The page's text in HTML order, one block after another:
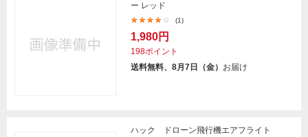
ー レッド
(1)
1,980円
198ポイント
送料無料、8月7日（金） お届け
ハック ドローン飛行機エアフライト